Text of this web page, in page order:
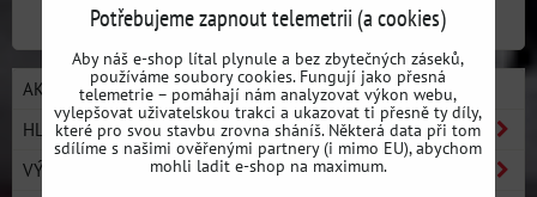
AKCE / NOVÉ PRODUKTY
HLEDAT PODLE AUTA
VÝROBCI
Potřebujeme zapnout telemetrii (a cookies)
Aby náš e-shop lítal plynule a bez zbytečných záseků,
používáme soubory cookies. Fungují jako přesná
telemetrie – pomáhají nám analyzovat výkon webu,
vylepšovat uživatelskou trakci a ukazovat ti přesně ty díly,
které pro svou stavbu zrovna sháníš. Některá data při tom
sdílíme s našimi ověřenými partnery (i mimo EU), abychom
mohli ladit e-shop na maximum.